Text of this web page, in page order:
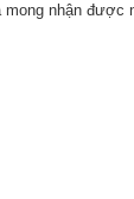
nhận